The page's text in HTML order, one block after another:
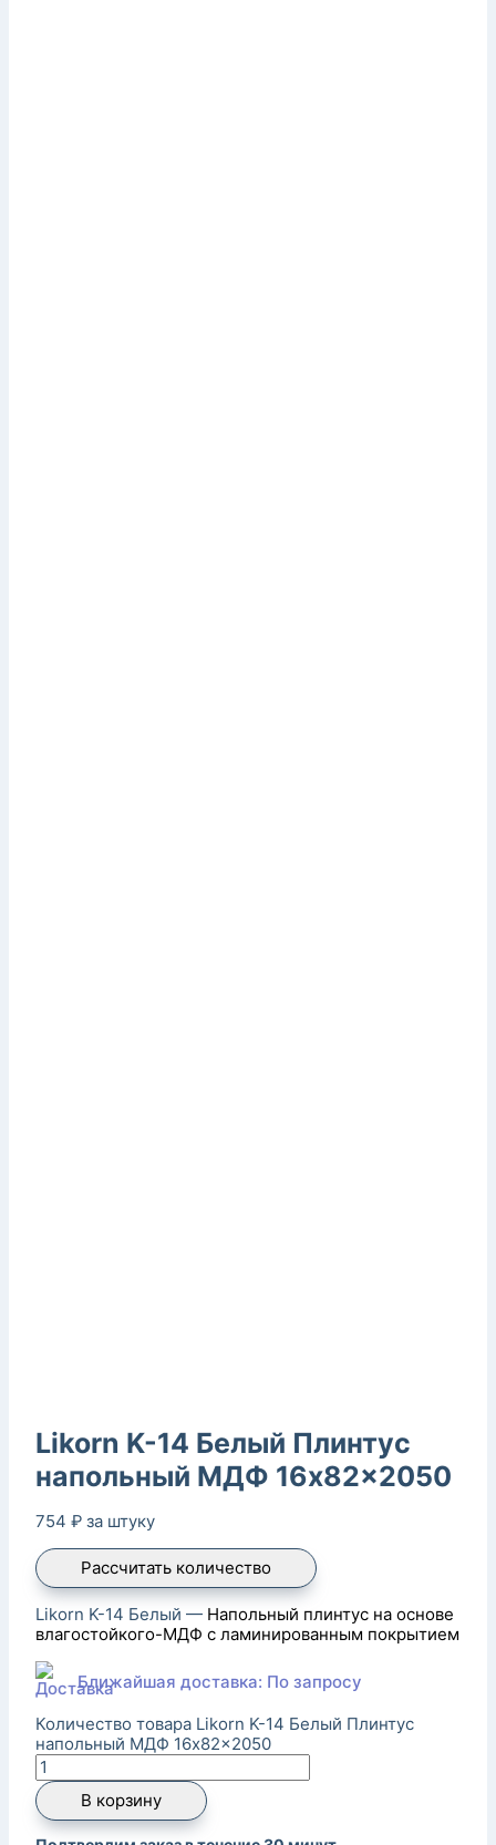
Likorn K-14 Белый Плинтус
напольный МДФ 16x82x2050
754 ₽ за штуку
Рассчитать количество
Likorn K-14 Белый — Напольный плинтус на основе
влагостойкого-МДФ с ламинированным покрытием
Ближайшая доставка: По запросу
Количество товара Likorn K-14 Белый Плинтус
напольный МДФ 16x82x2050
В корзину